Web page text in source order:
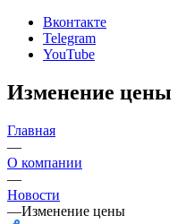
Вконтакте
Telegram
YouTube
Изменение цены
Главная
—
О компании
—
Новости
—Изменение цены